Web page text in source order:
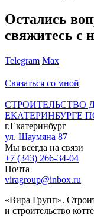
Остались
свяжитесь с
Telegram Max
Связаться со мной
СТРОИТЕЛЬСТВО
ЕКАТЕРИНБУРГЕ
г.Екатеринбург
ул. Шаумяна 87
Мы всегда на связи
+7 (343) 266-34-04
Почта
viragroup@inbox.ru
«Вира Групп».
и строительство